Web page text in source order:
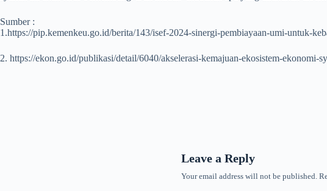
Sumber :
1.https://pip.kemenkeu.go.id/berita/143/isef-2024-sinergi-pembiayaan-umi-untuk-
2. https://ekon.go.id/publikasi/detail/6040/akselerasi-kemajuan-ekosistem-ekonomi-
Leave a Reply
Your email address will not be published.